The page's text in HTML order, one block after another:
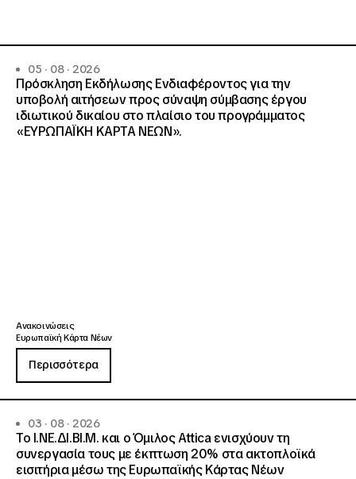
05 · 08 · 2026
Πρόσκληση Εκδήλωσης Ενδιαφέροντος για την
υποβολή αιτήσεων προς σύναψη σύμβασης έργου
ιδιωτικού δικαίου στο πλαίσιο του προγράμματος
«ΕΥΡΩΠΑΪΚΗ ΚΑΡΤΑ ΝΕΩΝ».
Ανακοινώσεις
Ευρωπαϊκή Κάρτα Νέων
Περισσότερα
03 · 08 · 2026
Το Ι.ΝΕ.ΔΙ.ΒΙ.Μ. και o Όμιλος Attica ενισχύουν τη
συνεργασία τους με έκπτωση 20% στα ακτοπλοϊκά
εισιτήρια μέσω της Ευρωπαϊκής Κάρτας Νέων